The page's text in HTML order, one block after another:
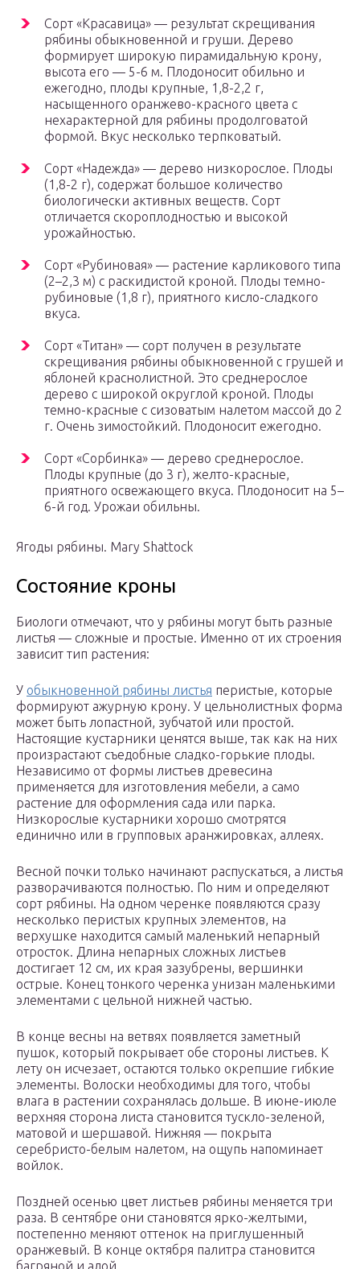
Сорт «Красавица» — результат скрещивания
рябины обыкновенной и груши. Дерево
формирует широкую пирамидальную крону,
высота его — 5-6 м. Плодоносит обильно и
ежегодно, плоды крупные, 1,8-2,2 г,
насыщенного оранжево-красного цвета с
нехарактерной для рябины продолговатой
формой. Вкус несколько терпковатый.
Сорт «Надежда» — дерево низкорослое. Плоды
(1,8-2 г), содержат большое количество
биологически активных веществ. Сорт
отличается скороплодностью и высокой
урожайностью.
Сорт «Рубиновая» — растение карликового типа
(2–2,3 м) с раскидистой кроной. Плоды темно-
рубиновые (1,8 г), приятного кисло-сладкого
вкуса.
Сорт «Титан» — сорт получен в результате
скрещивания рябины обыкновенной с грушей и
яблоней краснолистной. Это среднерослое
дерево с широкой округлой кроной. Плоды
темно-красные с сизоватым налетом массой до 2
г. Очень зимостойкий. Плодоносит ежегодно.
Сорт «Сорбинка» — дерево среднерослое.
Плоды крупные (до 3 г), желто-красные,
приятного освежающего вкуса. Плодоносит на 5–
6-й год. Урожаи обильны.
Ягоды рябины. Mary Shattock
Состояние кроны
Биологи отмечают, что у рябины могут быть разные
листья — сложные и простые. Именно от их строения
зависит тип растения:
У обыкновенной рябины листья перистые, которые
формируют ажурную крону. У цельнолистных форма
может быть лопастной, зубчатой или простой.
Настоящие кустарники ценятся выше, так как на них
произрастают съедобные сладко-горькие плоды.
Независимо от формы листьев древесина
применяется для изготовления мебели, а само
растение для оформления сада или парка.
Низкорослые кустарники хорошо смотрятся
единично или в групповых аранжировках, аллеях.
Весной почки только начинают распускаться, а листья
разворачиваются полностью. По ним и определяют
сорт рябины. На одном черенке появляются сразу
несколько перистых крупных элементов, на
верхушке находится самый маленький непарный
отросток. Длина непарных сложных листьев
достигает 12 см, их края зазубрены, вершинки
острые. Конец тонкого черенка унизан маленькими
элементами с цельной нижней частью.
В конце весны на ветвях появляется заметный
пушок, который покрывает обе стороны листьев. К
лету он исчезает, остаются только окрепшие гибкие
элементы. Волоски необходимы для того, чтобы
влага в растении сохранялась дольше. В июне-июле
верхняя сторона листа становится тускло-зеленой,
матовой и шершавой. Нижняя — покрыта
серебристо-белым налетом, на ощупь напоминает
войлок.
Поздней осенью цвет листьев рябины меняется три
раза. В сентябре они становятся ярко-желтыми,
постепенно меняют оттенок на приглушенный
оранжевый. В конце октября палитра становится
багряной и алой.